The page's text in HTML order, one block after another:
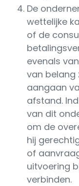
De
wettelijke
of de
evenals
van belang
aangaan
afstand.
van dit
om de
hij
of
uitvoering
verbinden.